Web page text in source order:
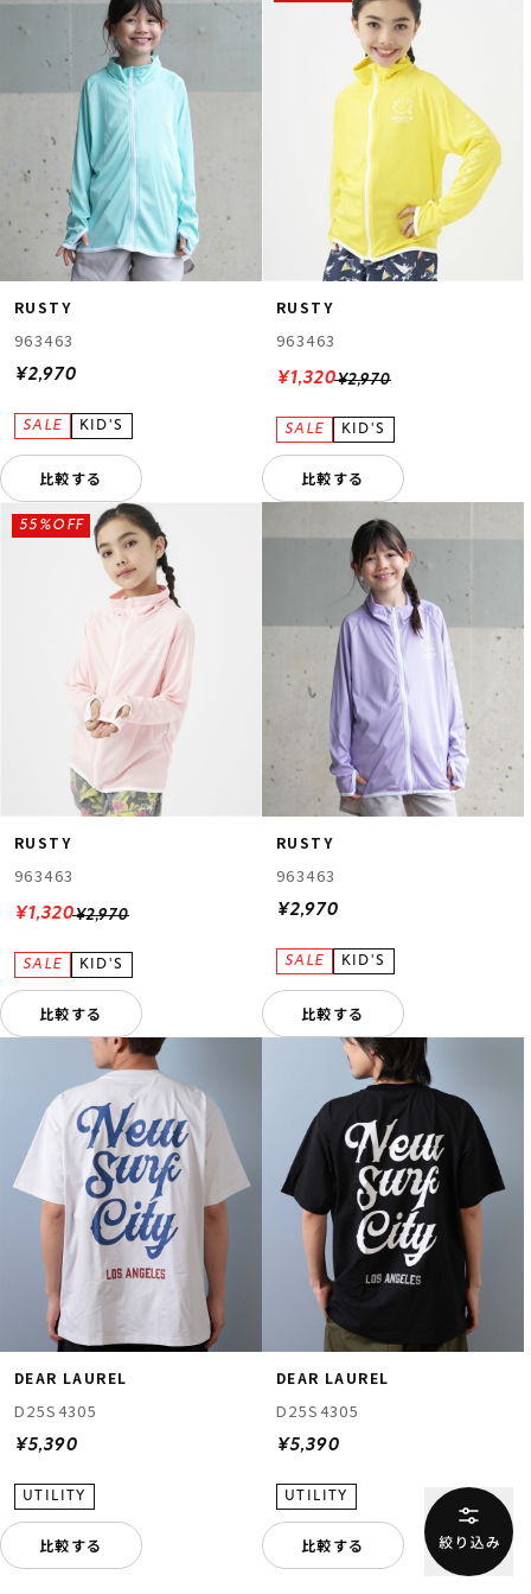
RUSTY
963463
¥2,970
比較する
RUSTY
963463
¥2,970
¥1,320
比較する
RUSTY
963463
¥2,970
55%OFF
¥1,320
比較する
RUSTY
963463
¥2,970
比較する
DEAR LAUREL
D25S4305
¥5,390
比較する
DEAR LAUREL
D25S4305
¥5,390
比較する